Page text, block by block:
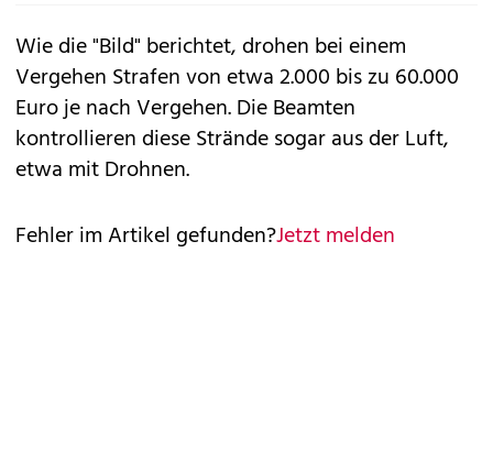
Wie die "Bild" berichtet, drohen bei einem
Vergehen Strafen von etwa 2.000 bis zu 60.000
Euro je nach Vergehen. Die Beamten
kontrollieren diese Strände sogar aus der Luft,
etwa mit Drohnen.
Fehler im Artikel gefunden?Jetzt melden